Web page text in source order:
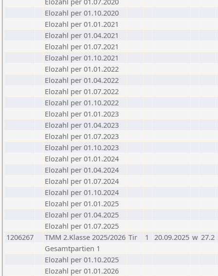
Elozahl per 01.10.2020
Elozahl per 01.01.2021
Elozahl per 01.04.2021
Elozahl per 01.07.2021
Elozahl per 01.10.2021
Elozahl per 01.01.2022
Elozahl per 01.04.2022
Elozahl per 01.07.2022
Elozahl per 01.10.2022
Elozahl per 01.01.2023
Elozahl per 01.04.2023
Elozahl per 01.07.2023
Elozahl per 01.10.2023
Elozahl per 01.01.2024
Elozahl per 01.04.2024
Elozahl per 01.07.2024
Elozahl per 01.10.2024
Elozahl per 01.01.2025
Elozahl per 01.04.2025
Elozahl per 01.07.2025
1206267
TMM 2.Klasse 2025/2026 Tir 1 20.09.2025 w 27.2
Gesamtpartien 1
Elozahl per 01.10.2025
Elozahl per 01.01.2026